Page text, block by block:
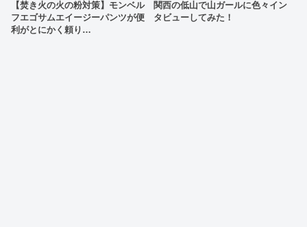
【焚き火の火の粉対策】モンベル
フエゴサムエイージーパンツが便
利がとにかく頼り…
関西の低山で山ガールに色々イン
タビューしてみた！